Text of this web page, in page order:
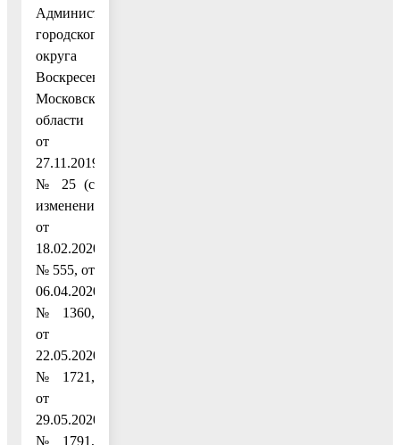
Администрации
городского
округа
Воскресенск
Московской
области
от
27.11.2019
№ 25 (с
изменениями
от
18.02.2020
№ 555, от
06.04.2020
№ 1360,
от
22.05.2020
№ 1721,
от
29.05.2020
№ 1791,